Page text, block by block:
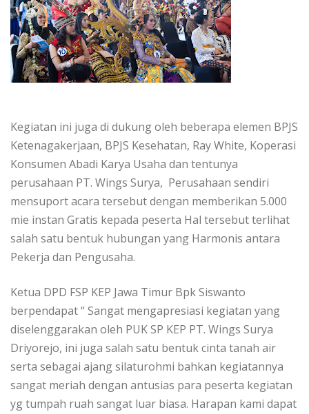
Kegiatan ini juga di dukung oleh beberapa elemen BPJS
Ketenagakerjaan, BPJS Kesehatan, Ray White, Koperasi
Konsumen Abadi Karya Usaha dan tentunya
perusahaan PT. Wings Surya, Perusahaan sendiri
mensuport acara tersebut dengan memberikan 5.000
mie instan Gratis kepada peserta Hal tersebut terlihat
salah satu bentuk hubungan yang Harmonis antara
Pekerja dan Pengusaha.
Ketua DPD FSP KEP Jawa Timur Bpk Siswanto
berpendapat “ Sangat mengapresiasi kegiatan yang
diselenggarakan oleh PUK SP KEP PT. Wings Surya
Driyorejo, ini juga salah satu bentuk cinta tanah air
serta sebagai ajang silaturohmi bahkan kegiatannya
sangat meriah dengan antusias para peserta kegiatan
yg tumpah ruah sangat luar biasa. Harapan kami dapat